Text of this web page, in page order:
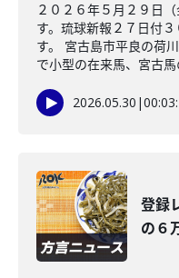
２０２６年５月２９日
す。琉球新報２７日付
す。 宮古島市平良の荷
で小型の在来馬、宮古
2026.05.30 |
登録
の６